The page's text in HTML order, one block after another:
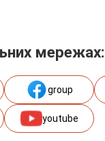
мережах:
group
youtube